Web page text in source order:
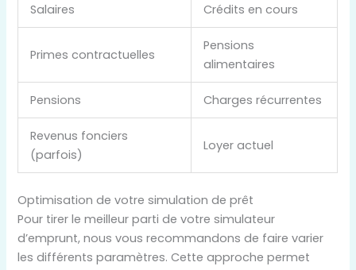
Salaires Crédits en cours
Primes contractuelles
Pensions
alimentaires
Pensions Charges récurrentes
Revenus fonciers
(parfois)
Loyer actuel
Optimisation de votre simulation de prêt
Pour tirer le meilleur parti de votre simulateur
d’emprunt, nous vous recommandons de faire varier
les différents paramètres. Cette approche permet